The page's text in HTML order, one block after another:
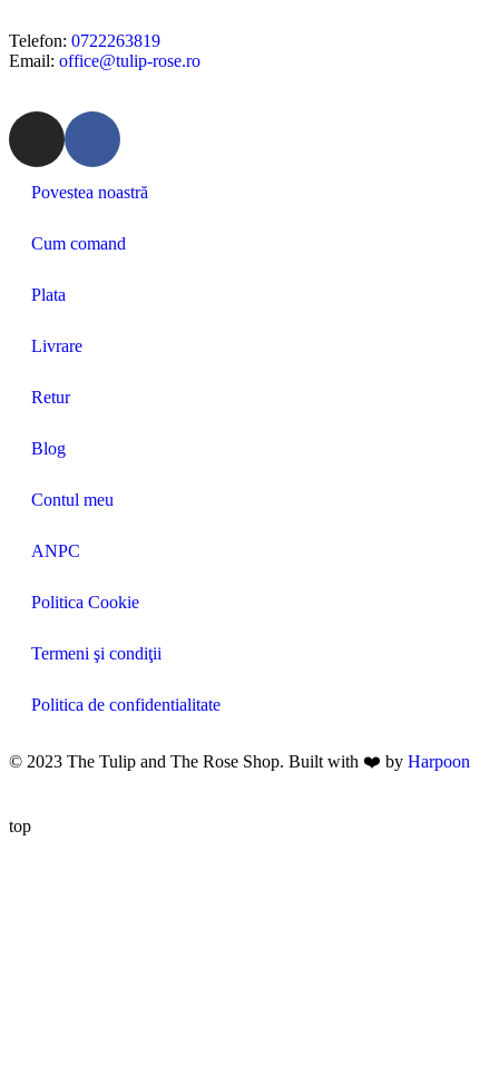
Telefon: 0722263819
Email: office@tulip-rose.ro
Povestea noastră
Cum comand
Plata
Livrare
Retur
Blog
Contul meu
ANPC
Politica Cookie
Termeni şi condiţii
Politica de confidentialitate
© 2023 The Tulip and The Rose Shop. Built with ❤️ by Harpoon
top